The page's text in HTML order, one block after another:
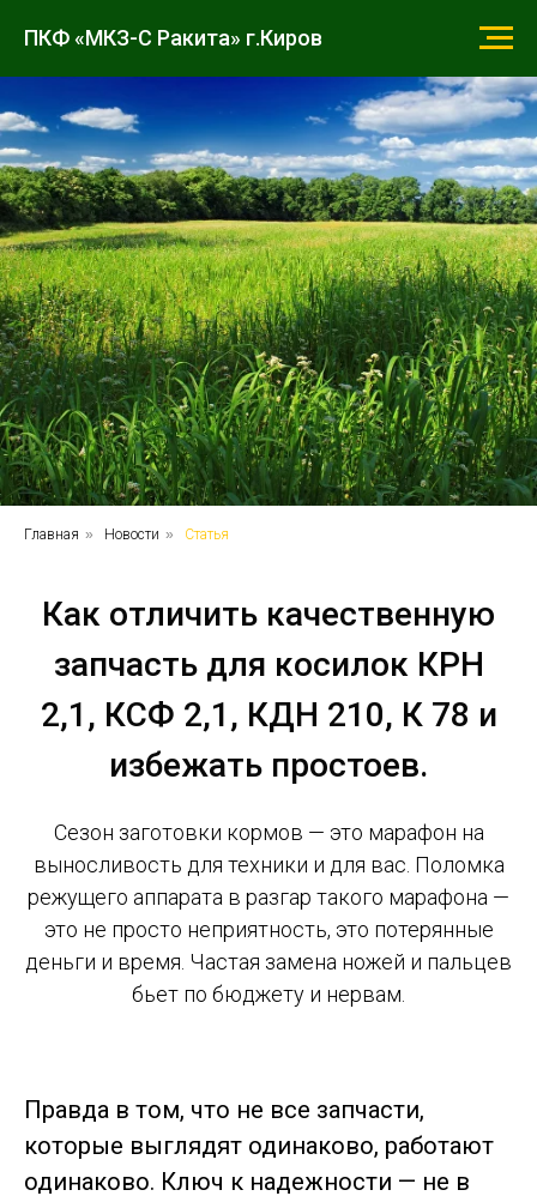
ПКФ «МКЗ-С Ракита» г.Киров
Главная » Новости » Статья
Как отличить качественную
запчасть для косилок КРН
2,1, КСФ 2,1, КДН 210, К 78 и
избежать простоев.
Сезон заготовки кормов — это марафон на
выносливость для техники и для вас. Поломка
режущего аппарата в разгар такого марафона —
это не просто неприятность, это потерянные
деньги и время. Частая замена ножей и пальцев
бьет по бюджету и нервам.
Правда в том, что не все запчасти,
которые выглядят одинаково, работают
одинаково. Ключ к надежности — не в